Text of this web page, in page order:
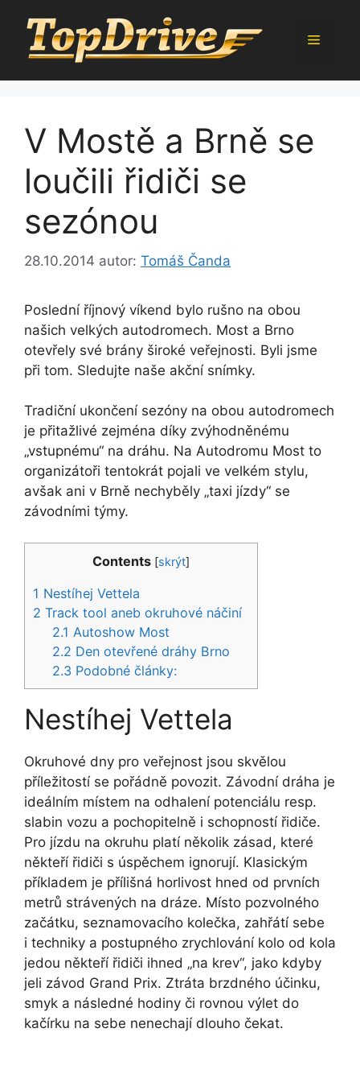
obsah
Menu
V Mostě a Brně se
loučili řidiči se
sezónou
28.10.2014 autor: Tomáš Čanda
Poslední říjnový víkend bylo rušno na obou
našich velkých autodromech. Most a Brno
otevřely své brány široké veřejnosti. Byli jsme
při tom. Sledujte naše akční snímky.
Tradiční ukončení sezóny na obou autodromech
je přitažlivé zejména díky zvýhodněnému
„vstupnému“ na dráhu. Na Autodromu Most to
organizátoři tentokrát pojali ve velkém stylu,
avšak ani v Brně nechyběly „taxi jízdy“ se
závodními týmy.
Contents [skrýt]
1 Nestíhej Vettela
2 Track tool aneb okruhové náčiní
2.1 Autoshow Most
2.2 Den otevřené dráhy Brno
2.3 Podobné články:
Nestíhej Vettela
Okruhové dny pro veřejnost jsou skvělou
příležitostí se pořádně povozit. Závodní dráha je
ideálním místem na odhalení potenciálu resp.
slabin vozu a pochopitelně i schopností řidiče.
Pro jízdu na okruhu platí několik zásad, které
někteří řidiči s úspěchem ignorují. Klasickým
příkladem je přílišná horlivost hned od prvních
metrů strávených na dráze. Místo pozvolného
začátku, seznamovacího kolečka, zahřátí sebe
i techniky a postupného zrychlování kolo od kola
jedou někteří řidiči ihned „na krev“, jako kdyby
jeli závod Grand Prix. Ztráta brzdného účinku,
smyk a následné hodiny či rovnou výlet do
kačírku na sebe nenechají dlouho čekat.